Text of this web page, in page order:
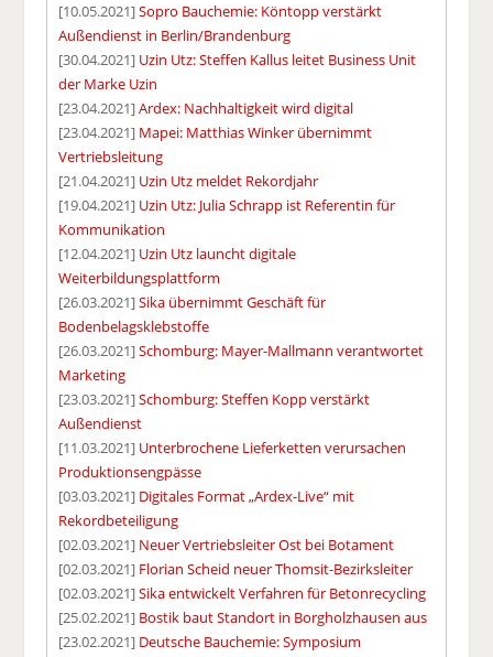
[10.05.2021]Sopro Bauchemie: Köntopp verstärkt
Außendienst in Berlin/Brandenburg
[30.04.2021] Uzin Utz: Steffen Kallus leitet Business Unit
der Marke Uzin
[23.04.2021]Ardex: Nachhaltigkeit wird digital
[23.04.2021] Mapei: Matthias Winker übernimmt
Vertriebsleitung
[21.04.2021] Uzin Utz meldet Rekordjahr
[19.04.2021] Uzin Utz: Julia Schrapp ist Referentin für
Kommunikation
[12.04.2021] Uzin Utz launcht digitale
Weiterbildungsplattform
[26.03.2021]Sika übernimmt Geschäft für
Bodenbelagsklebstoffe
[26.03.2021]Schomburg: Mayer-Mallmann verantwortet
Marketing
[23.03.2021]Schomburg: Steffen Kopp verstärkt
Außendienst
[11.03.2021] Unterbrochene Lieferketten verursachen
Produktionsengpässe
[03.03.2021] Digitales Format „Ardex-Live“ mit
Rekordbeteiligung
[02.03.2021] Neuer Vertriebsleiter Ost bei Botament
[02.03.2021] Florian Scheid neuer Thomsit-Bezirksleiter
[02.03.2021]Sika entwickelt Verfahren für Betonrecycling
[25.02.2021] Bostik baut Standort in Borgholzhausen aus
[23.02.2021] Deutsche Bauchemie: Symposium